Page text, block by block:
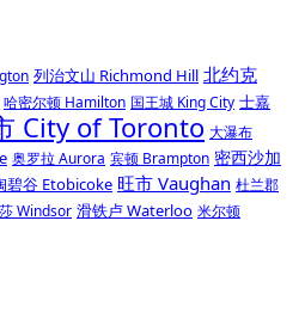
列治文山 Richmond Hill 北约克
哈密尔顿 Hamilton 国王城 King City 士嘉
City of Toronto 大瀑布
奥罗拉 Aurora 宾顿 Brampton 密西沙加
碧谷 Etobicoke 旺市 Vaughan 杜兰郡
Windsor 滑铁卢 Waterloo 米尔顿